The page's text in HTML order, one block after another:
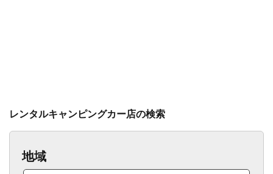
レンタルキャンピングカー店の検索
地域